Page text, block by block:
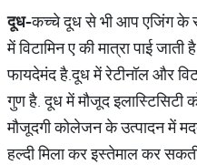
दूध-कच्चे दूध से भी आप एजिंग के
में विटामिन ए की मात्रा पाई
फायदेमंद है.दूध में रेटीनॉल और
गुण है. दूध में मौजूद इलास्टिसिटी
मौजूदगी कोलेजन के उत्पादन में
हल्दी मिला कर इस्तेमाल कर